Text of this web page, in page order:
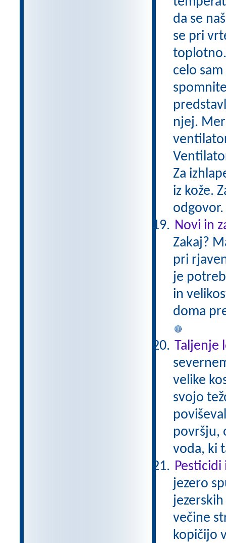
da se
se pri
toplotno.
celo
njej.
Za
iz kože.
odgovor.
Novi in
Zakaj?
pri
je
in
doma
Taljenje
velike
svojo
površju,
voda, ki
Pesticidi
jezero
večine
kopičijo